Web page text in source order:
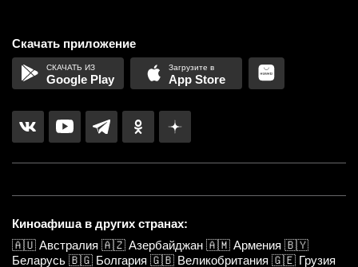
Скачать приложение
Google Play App Store
Киноафиша в других странах:
🇦🇺 Австралия 🇦🇿 Азербайджан 🇦🇲 Армения 🇧🇾
Беларусь 🇧🇬 Болгария 🇬🇧 Великобритания 🇬🇪 Грузия